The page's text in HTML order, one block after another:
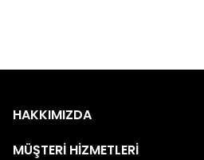
HAKKIMIZDA
MÜŞTERİ HİZMETLERİ